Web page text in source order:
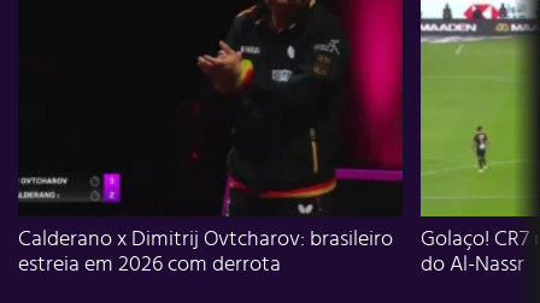
Calderano x Dimitrij Ovtcharov: brasileiro
estreia em 2026 com derrota
Golaço!
do Al-Nassr